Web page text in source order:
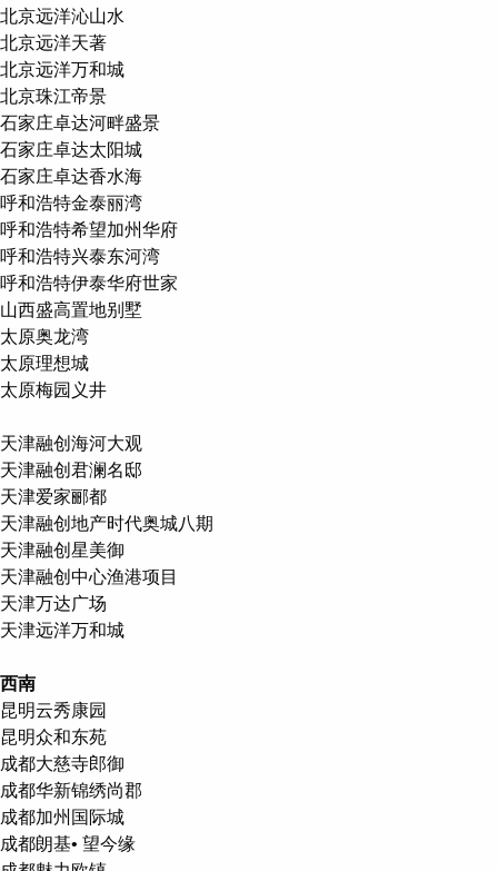
北京远洋沁山水
北京远洋天著
北京远洋万和城
北京珠江帝景
石家庄卓达河畔盛景
石家庄卓达太阳城
石家庄卓达香水海
呼和浩特金泰丽湾
呼和浩特希望加州华府
呼和浩特兴泰东河湾
呼和浩特伊泰华府世家
山西盛高置地别墅
太原奥龙湾
太原理想城
太原梅园义井
天津融创海河大观
天津融创君澜名邸
天津爱家郦都
天津融创地产时代奥城八期
天津融创星美御
天津融创中心渔港项目
天津万达广场
天津远洋万和城
西南
昆明云秀康园
昆明众和东苑
成都大慈寺郎御
成都华新锦绣尚郡
成都加州国际城
成都朗基• 望今缘